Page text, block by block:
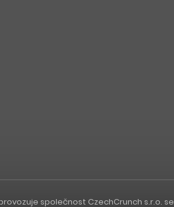
společnost CzechCrunch s.r.o. se